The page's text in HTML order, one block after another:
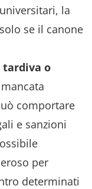
la
se il canone
tardiva o
comportare
e sanzioni
per
determinati